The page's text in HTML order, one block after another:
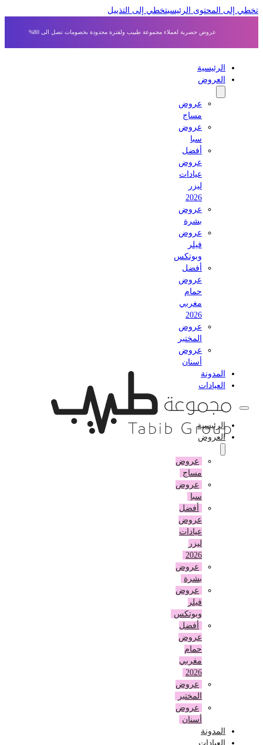
إلى المحتوى الرئيسي تخطي إلى التذييل
عروض حصرية لعملاء مجموعة طبيب ولفترة محدودة بخصومات تصل الى 80%
الرئيسية
العروض
عروض
مساج
عروض
أفضل
عروض
عيادات
عروض
بشرة
عروض
وبوتكس
أفضل
عروض
حمام
مغربي
عروض
المختبر
عروض
أسنان
المدونة
العيادات
الرئيسية
العروض
عروض
مساج
عروض
أفضل
عروض
عيادات
عروض
بشرة
عروض
وبوتكس
أفضل
عروض
حمام
مغربي
عروض
المختبر
عروض
أسنان
المدونة
العيادات